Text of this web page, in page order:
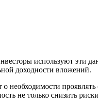
используют эти
доходности вложений.
необходимости
не только снизить